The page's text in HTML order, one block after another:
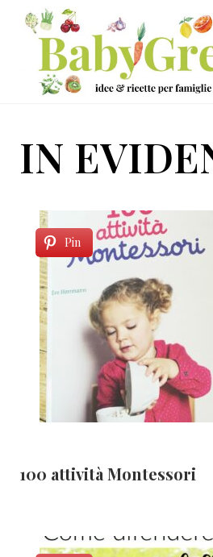
Menu
Passa
contenuto
principale
Passa
ricette
famiglie
(quasi)
green
IN
Pin
100 attività Montessori